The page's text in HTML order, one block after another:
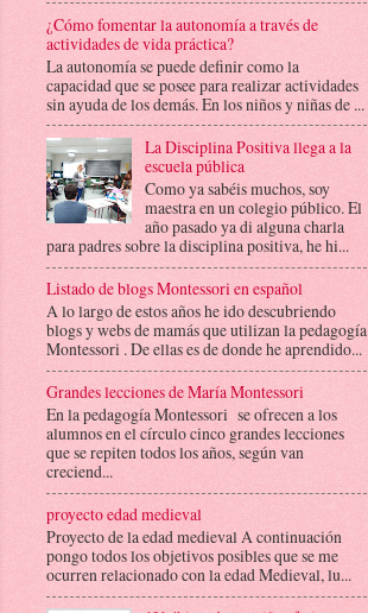
¿Cómo fomentar la autonomía a través de
actividades de vida práctica?
La autonomía se puede definir como la
capacidad que se posee para realizar actividades
sin ayuda de los demás. En los niños y niñas de ...
La Disciplina Positiva llega a la
escuela pública
Como ya sabéis muchos, soy
maestra en un colegio público. El
año pasado ya di alguna charla
para padres sobre la disciplina positiva, he hi...
Listado de blogs Montessori en español
A lo largo de estos años he ido descubriendo
blogs y webs de mamás que utilizan la pedagogía
Montessori . De ellas es de donde he aprendido...
Grandes lecciones de María Montessori
En la pedagogía Montessori se ofrecen a los
alumnos en el círculo cinco grandes lecciones
que se repiten todos los años, según van
creciend...
proyecto edad medieval
Proyecto de la edad medieval A continuación
pongo todos los objetivos posibles que se me
ocurren relacionado con la edad Medieval, lu...